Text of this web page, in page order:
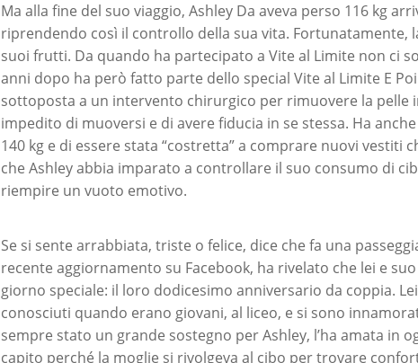
Ma alla fine del suo viaggio, Ashley Da aveva perso 116 kg
riprendendo così il controllo della sua vita. Fortunatamente,
suoi frutti. Da quando ha partecipato a Vite al Limite non ci
anni dopo ha però fatto parte dello special Vite al Limite E
sottoposta a un intervento chirurgico per rimuovere la pelle
impedito di muoversi e di avere fiducia in se stessa. Ha
140 kg e di essere stata “costretta” a comprare nuovi vestiti
che Ashley abbia imparato a controllare il suo consumo di
riempire un vuoto emotivo.
Se si sente arrabbiata, triste o felice, dice che fa una
recente aggiornamento su Facebook, ha rivelato che lei e
giorno speciale: il loro dodicesimo anniversario da coppia.
conosciuti quando erano giovani, al liceo, e si sono
sempre stato un grande sostegno per Ashley, l’ha amata in
capito perché la moglie si rivolgeva al cibo per trovare